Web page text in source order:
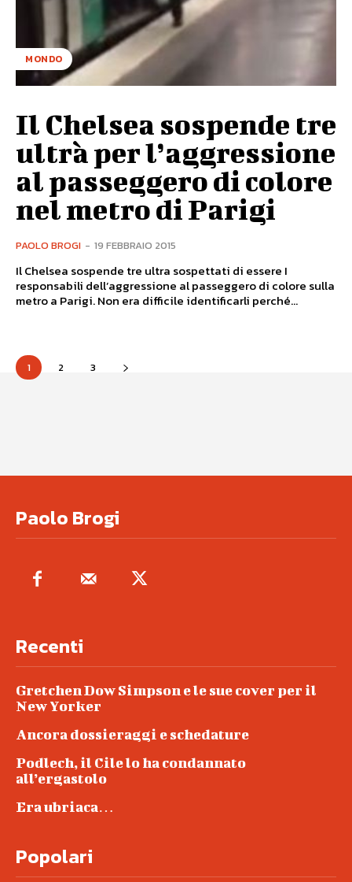
MONDO
Il Chelsea sospende tre
ultrà per l’aggressione
al passeggero di colore
nel metro di Parigi
PAOLO BROGI - 19 FEBBRAIO 2015
Il Chelsea sospende tre ultra sospettati di essere I
responsabili dell’aggressione al passeggero di colore sulla
metro a Parigi. Non era difficile identificarli perché...
1 2 3
Paolo Brogi
Recenti
Gretchen Dow Simpson e le sue cover per il
New Yorker
Ancora dossieraggi e schedature
Podlech, il Cile lo ha condannato
all’ergastolo
Era ubriaca…
Popolari